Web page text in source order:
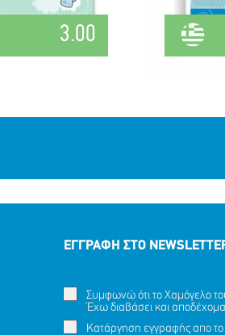
3.00
ΕΓΓΡΑΦΗ ΣΤΟ
Συμφωνώ ότι το Χαμόγελο του
Έχω διαβάσει και
Κατάργηση εγγραφής απο